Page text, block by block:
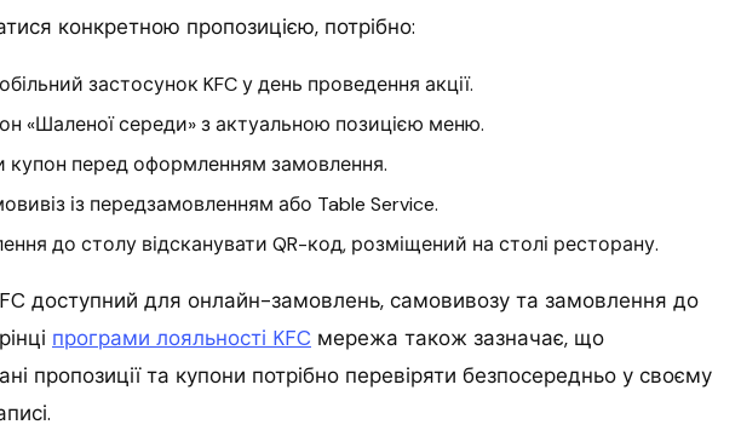
конкретною пропозицією, потрібно:
застосунок KFC у день проведення акції.
«Шаленої середи» з актуальною позицією меню.
купон перед оформленням замовлення.
із передзамовленням або Table Service.
до столу відсканувати QR-код, розміщений на столі ресторану.
доступний для онлайн-замовлень, самовивозу та замовлення до
програми лояльності KFC мережа також зазначає, що
пропозиції та купони потрібно перевіряти безпосередньо у своєму